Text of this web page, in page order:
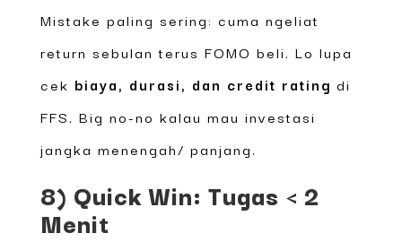
Mistake paling sering: cuma ngeliat
return sebulan terus FOMO beli. Lo lupa
cek biaya, durasi, dan credit rating di
FFS. Big no-no kalau mau investasi
jangka menengah/ panjang.
8) Quick Win: Tugas < 2
Menit